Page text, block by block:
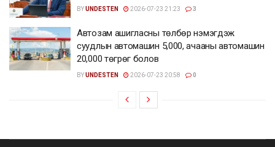
BYUNDESTEN 2026-07-23 21:23 3
Автозам ашигласны төлбөр нэмэгдэж
суудлын автомашин 5,000, ачааны автомашин
20,000 төгрөг болов
BYUNDESTEN 2026-07-23 20:58 0